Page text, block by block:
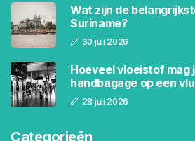
Wat zijn de
Suriname?
30 juli 2026
Hoeveel vloeistof mag
handbagage op een
28 juli 2026
Categorieën